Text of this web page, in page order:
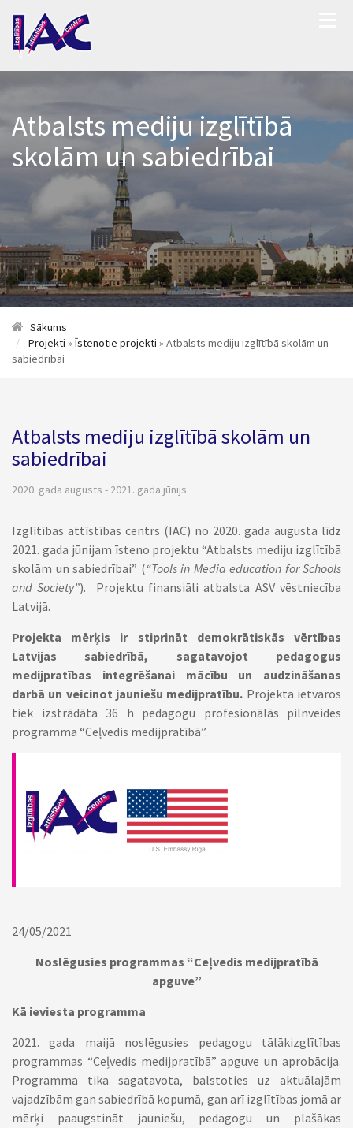
Atbalsts mediju izglītībā
skolām un sabiedrībai
Sākums
Projekti » Īstenotie projekti » Atbalsts mediju izglītībā skolām un
sabiedrībai
Atbalsts mediju izglītībā skolām un
sabiedrībai
2020. gada augusts - 2021. gada jūnijs
Izglītības attīstības centrs (IAC) no 2020. gada augusta līdz
2021. gada jūnijam īsteno projektu “Atbalsts mediju izglītībā
skolām un sabiedrībai” (“Tools in Media education for Schools
and Society”). Projektu finansiāli atbalsta ASV vēstniecība
Latvijā.
Projekta mērķis
ir stiprināt demokrātiskās vērtības
Latvijas sabiedrībā, sagatavojot pedagogus
medijpratības integrēšanai mācību un audzināšanas
darbā un veicinot jauniešu medijpratību. Projekta ietvaros
tiek izstrādāta 36 h pedagogu profesionālās pilnveides
programma “Ceļvedis medijpratībā”.
24/05/2021
Noslēgusies programmas “Ceļvedis medijpratībā
apguve”
Kā ieviesta programma
2021. gada maijā noslēgusies pedagogu tālākizglītības
programmas “Ceļvedis medijpratībā” apguve un aprobācija.
Programma tika sagatavota, balstoties uz aktuālajām
vajadzībām gan sabiedrībā kopumā, gan arī izglītības jomā ar
mērķi paaugstināt jauniešu, pedagogu un plašākas